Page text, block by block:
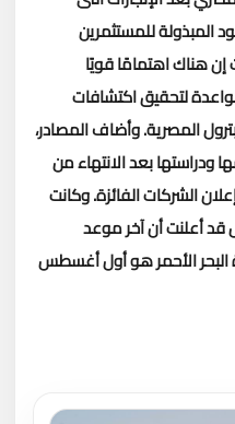
المبذولة للمستثمرين
إن هناك اهتمامًا قويًا
لتحقيق اكتشافات
المصرية.وأضاف المصادر،
بعد الانتهاء من
الشركات الفائزة.وكانت
قد أعلنت أن آخر موعد
البحر الأحمر هو أول أغسطس